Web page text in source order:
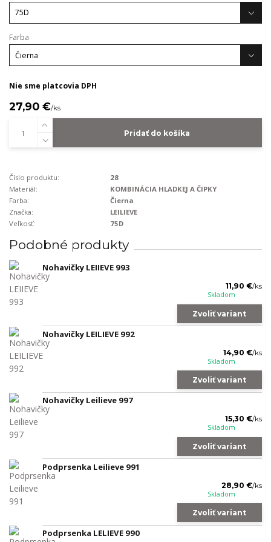
Farba
Nie sme platcovia DPH
27,90 €/ks
Pridať do košíka
Číslo produktu:
28
Materiál:
KOMBINÁCIA HLADKEJ A ČIPKY
Farba:
Čierna
Značka:
LEILIEVE
Veľkosť:
75D
Podobné produkty
Nohavičky LEIIEVE 993
11,90 €/ks
Skladom
Zvoliť variant
Nohavičky LEILIEVE 992
14,90 €/ks
Skladom
Zvoliť variant
Nohavičky Leilieve 997
15,30 €/ks
Skladom
Zvoliť variant
Podprsenka Leilieve 991
28,90 €/ks
Skladom
Zvoliť variant
Podprsenka LELIEVE 990